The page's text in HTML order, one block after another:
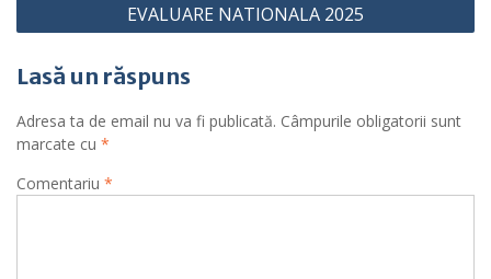
EVALUARE NATIONALA 2025
Lasă un răspuns
Adresa ta de email nu va fi publicată. Câmpurile obligatorii sunt
marcate cu *
Comentariu *